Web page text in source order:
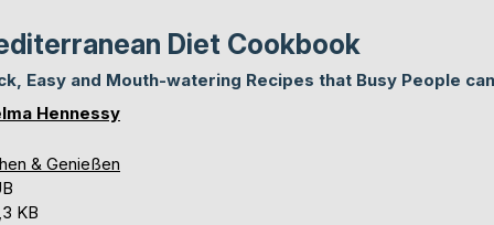
Diet Cookbook
Easy and Mouth-watering Recipes that Busy People
Hennessy
& Genießen
KB